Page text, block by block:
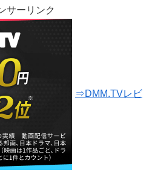
サーリンク
⇒DMM.TVレビ